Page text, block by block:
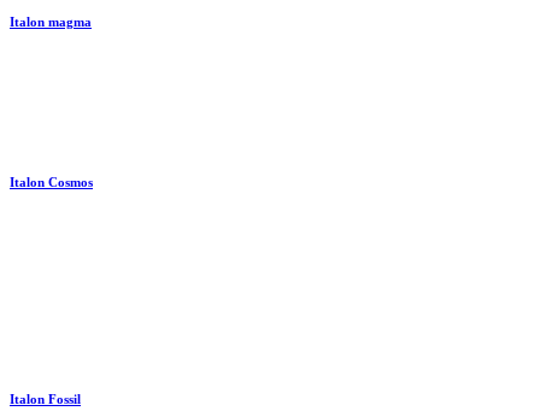
Italon magma
Italon Cosmos
Italon Fossil